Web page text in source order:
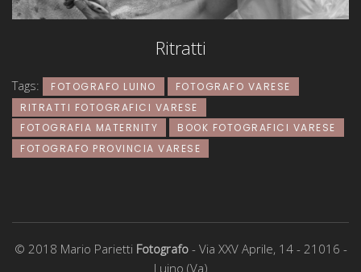
Ritratti
Tags: FOTOGRAFO LUINO
FOTOGRAFO VARESE
RITRATTI FOTOGRAFICI VARESE
FOTOGRAFIA MATERNITY
BOOK FOTOGRAFICI VARESE
FOTOGRAFO PROVINCIA VARESE
© 2018 Mario Parietti Fotografo- Via XXV Aprile, 14 - 21016 -
Luino (Va)